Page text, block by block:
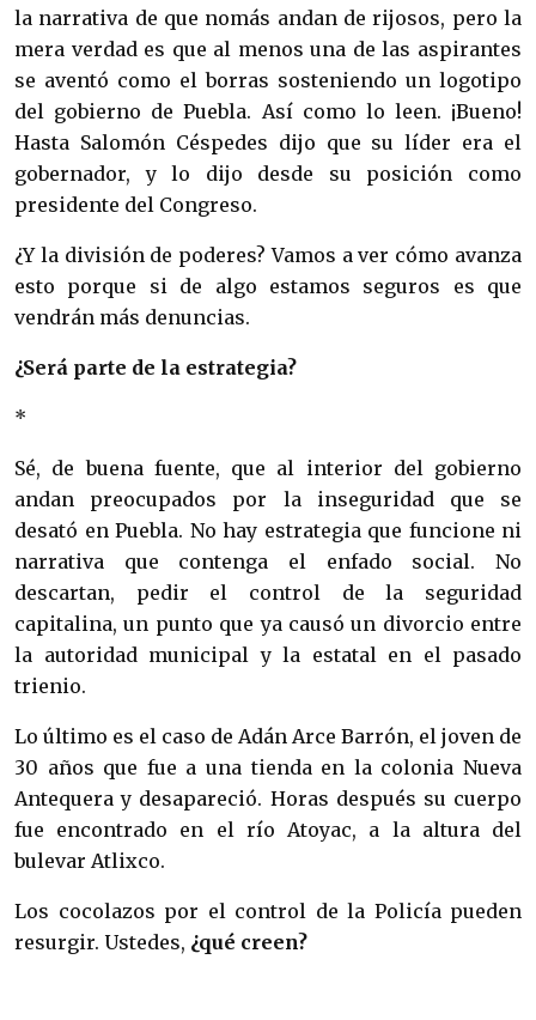
la narrativa de que nomás andan de rijosos, pero la
mera verdad es que al menos una de las aspirantes
se aventó como el borras sosteniendo un logotipo
del gobierno de Puebla. Así como lo leen. ¡Bueno!
Hasta Salomón Céspedes dijo que su líder era el
gobernador, y lo dijo desde su posición como
presidente del Congreso.
¿Y la división de poderes? Vamos a ver cómo avanza
esto porque si de algo estamos seguros es que
vendrán más denuncias.
¿Será parte de la estrategia?
*
Sé, de buena fuente, que al interior del gobierno
andan preocupados por la inseguridad que se
desató en Puebla. No hay estrategia que funcione ni
narrativa que contenga el enfado social. No
descartan, pedir el control de la seguridad
capitalina, un punto que ya causó un divorcio entre
la autoridad municipal y la estatal en el pasado
trienio.
Lo último es el caso de Adán Arce Barrón, el joven de
30 años que fue a una tienda en la colonia Nueva
Antequera y desapareció. Horas después su cuerpo
fue encontrado en el río Atoyac, a la altura del
bulevar Atlixco.
Los cocolazos por el control de la Policía pueden
resurgir. Ustedes, ¿qué creen?